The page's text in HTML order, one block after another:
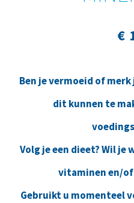
€
Ben je vermoeid of
dit kunnen te
Volg je een dieet? Wil je
vitaminen en/
Gebruikt u momenteel